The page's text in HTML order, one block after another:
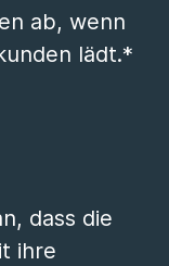
ab, wenn
lädt.*
dass die
ihre